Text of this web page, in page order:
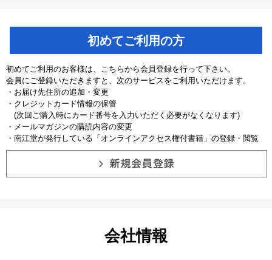
初めてご利用の方
初めてご利用のお客様は、こちらから会員登録を行って下さい。
会員にご登録いただきますと、次のサービスをご利用いただけます。
・お届け先住所の追加・変更
・クレジットカード情報の保管
(次回ご購入時にカード番号を入力いただく必要がなくなります)
・メールマガジンの購読内容の変更
・南江堂が発行している「オンラインアクセス権付書籍」の登録・閲覧
会社情報